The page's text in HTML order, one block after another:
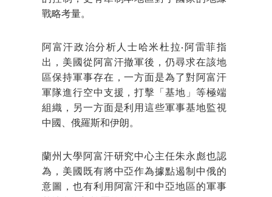
戰略考量。
阿富汗政治分析人士哈米杜拉·阿雷菲指
出，美國從阿富汗撤軍後，仍尋求在該地
區保持軍事存在，一方面是為了對阿富汗
軍隊進行空中支援，打擊「基地」等極端
組織，另一方面是利用這些軍事基地監視
中國、俄羅斯和伊朗。
蘭州大學阿富汗研究中心主任朱永彪也認
為，美國既有將中亞作為據點遏制中俄的
意圖，也有利用阿富汗和中亞地區的軍事